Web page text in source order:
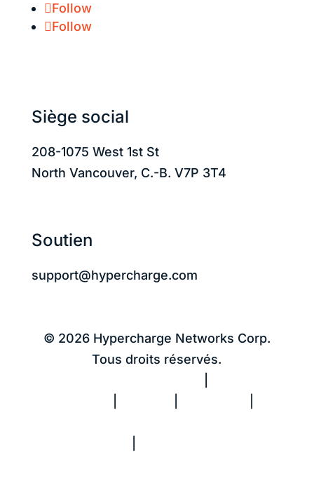
Follow
Follow
Siège social
208-1075 West 1st St
North Vancouver, C.-B. V7P 3T4
Soutien
support@hypercharge.com
© 2026 Hypercharge Networks Corp.
Tous droits réservés.